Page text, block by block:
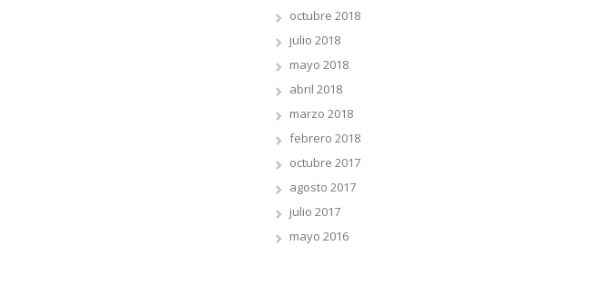
octubre 2018
julio 2018
mayo 2018
abril 2018
marzo 2018
febrero 2018
octubre 2017
agosto 2017
julio 2017
mayo 2016